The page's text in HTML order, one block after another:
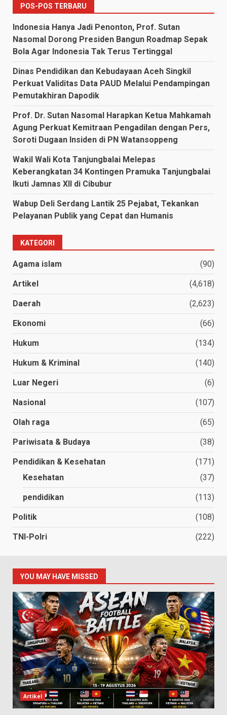
POS-POS TERBARU
Indonesia Hanya Jadi Penonton, Prof. Sutan
Nasomal Dorong Presiden Bangun Roadmap Sepak
Bola Agar Indonesia Tak Terus Tertinggal
Dinas Pendidikan dan Kebudayaan Aceh Singkil
Perkuat Validitas Data PAUD Melalui Pendampingan
Pemutakhiran Dapodik
Prof. Dr. Sutan Nasomal Harapkan Ketua Mahkamah
Agung Perkuat Kemitraan Pengadilan dengan Pers,
Soroti Dugaan Insiden di PN Watansoppeng
Wakil Wali Kota Tanjungbalai Melepas
Keberangkatan 34 Kontingen Pramuka Tanjungbalai
Ikuti Jamnas XII di Cibubur
Wabup Deli Serdang Lantik 25 Pejabat, Tekankan
Pelayanan Publik yang Cepat dan Humanis
KATEGORI
Agama islam (90)
Artikel (4,618)
Daerah (2,623)
Ekonomi (66)
Hukum (134)
Hukum & Kriminal (140)
Luar Negeri (6)
Nasional (107)
Olah raga (65)
Pariwisata & Budaya (38)
Pendidikan & Kesehatan
(171)
Kesehatan
(37)
pendidikan (113)
Politik (108)
TNI-Polri (222)
YOU MAY HAVE MISSED
Artikel